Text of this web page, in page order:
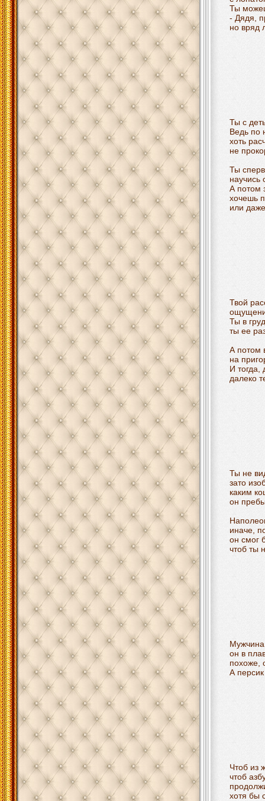
Ты
- Дядя,
но вряд
Ты с
Ведь по
хоть
не
Ты
научись
А потом
хочешь
или
Твой
Ты в
ты ее
А потом
на
И тогда,
далеко
Ты не
зато
каким
он
иначе,
он смог
чтоб ты
Мужчина
он в
похоже,
А
Чтоб из
чтоб
хотя бы